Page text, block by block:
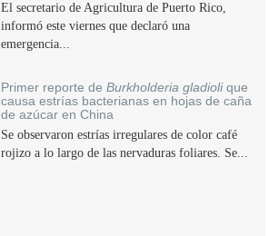
El secretario de Agricultura de Puerto Rico,
informó este viernes que declaró una
emergencia...
Primer reporte de Burkholderia gladiolique
causa estrías bacterianas en hojas de caña
de azúcar en China
Se observaron estrías irregulares de color café
rojizo a lo largo de las nervaduras foliares. Se...